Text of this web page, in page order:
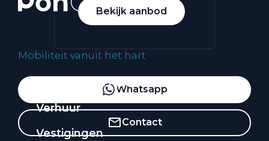
Bekijk aanbod
Elektrisch rijden
Verhuur
Vestigingen
Mobiliteit vanuit het hart
Whatsapp
Contact